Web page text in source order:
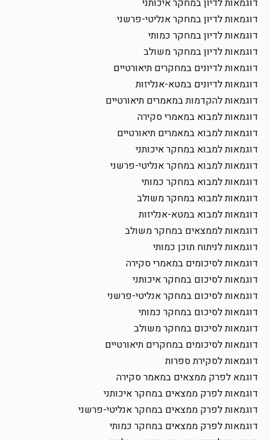
דוגמאות לדיון במחקר אנליטי-פרשני
דוגמאות לדיון במחקר כמותי
דוגמאות לדיון במחקר משולב
דוגמאות לדיונים במחקרים תיאורטיים
דוגמאות לדיונים במטא-אנליזות
דוגמאות להקדמות במאמרים תיאורטיים
דוגמאות למבוא במאמרי סקירה
דוגמאות למבוא במאמרים תיאורטיים
דוגמאות למבוא במחקר איכותני
דוגמאות למבוא במחקר אנליטי-פרשני
דוגמאות למבוא במחקר כמותי
דוגמאות למבוא במחקר משולב
דוגמאות למבוא במטא-אנליזות
דוגמאות לממצאים במחקר משולב
דוגמאות לניתוח תוכן כמותי
דוגמאות לסיכומים במאמרי סקירה
דוגמאות לסיכום במחקר איכותני
דוגמאות לסיכום במחקר אנליטי-פרשני
דוגמאות לסיכום במחקר כמותי
דוגמאות לסיכום במחקר משולב
דוגמאות לסיכומים במחקרים תיאורטיים
דוגמאות לסקירת ספרות
דוגמא לפרק ממצאים במאמר סקירה
דוגמאות לפרק ממצאים במחקר איכותני
דוגמאות לפרק ממצאים במחקר אנליטי-פרשני
דוגמאות לפרק ממצאים במחקר כמותי